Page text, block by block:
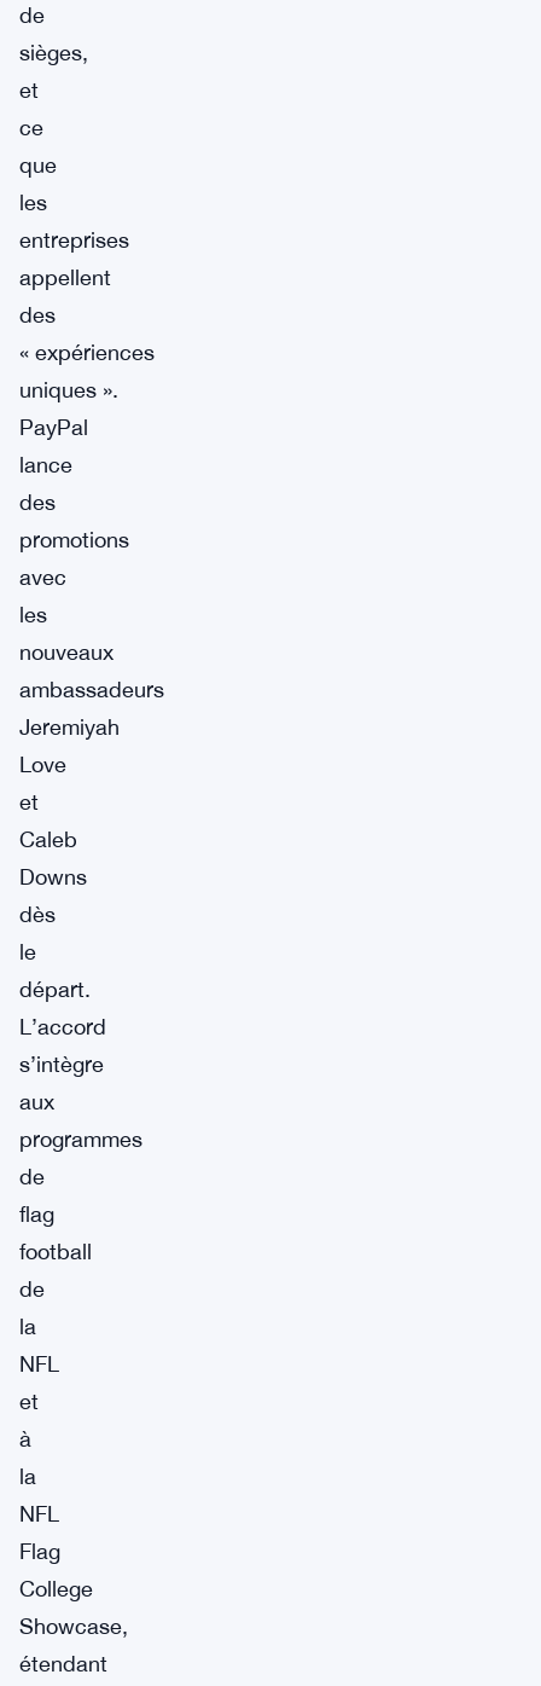
de
sièges,
et
ce
que
les
entreprises
appellent
des
« expériences
uniques ».
PayPal
lance
des
promotions
avec
les
nouveaux
ambassadeurs
Jeremiyah
Love
et
Caleb
Downs
dès
le
départ.
L’accord
s’intègre
aux
programmes
de
flag
football
de
la
NFL
et
à
la
NFL
Flag
College
Showcase,
étendant